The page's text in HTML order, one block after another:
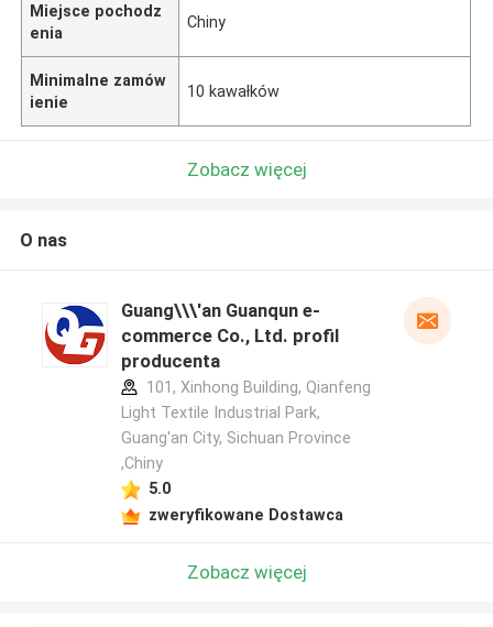
Miejsce pochodz
enia
Chiny
Minimalne zamów
ienie
10 kawałków
Zobacz więcej
O nas
Guang\\\'an Guanqun e-
commerce Co., Ltd. profil
producenta
101, Xinhong Building, Qianfeng
Light Textile Industrial Park,
Guang'an City, Sichuan Province
,Chiny
5.0
zweryfikowane Dostawca
Zobacz więcej